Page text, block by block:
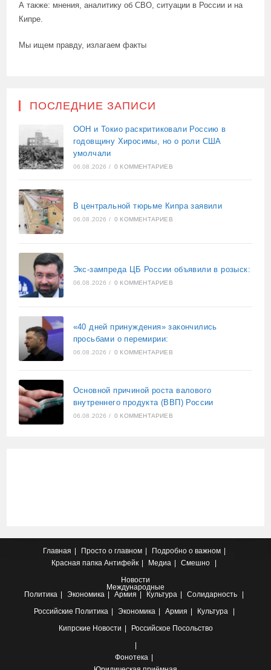
А также: мнения, аналитику об СВО, ситуации в России и на
Кипре.
Мы ищем правду, излагаем факты
ПОСЛЕДНИЕ ЗАПИСИ
ООН и Токио раскритиковали Россию в
годовщину Хиросимы, но о роли США
умолчали
06.08.2026 / 0 КОММЕНТАРИЕВ
В центральной тюрьме Кипра заявили
06.08.2026 / 0 КОММЕНТАРИЕВ
Экс-зампреда ЦБ России объявили в розыск:
06.08.2026 / 0 КОММЕНТАРИЕВ
«40 дней принуждения» закончились
просьбами о перемирии:
06.08.2026 / 0 КОММЕНТАРИЕВ
Основной причиной роста валового
внутреннего продукта (ВВП) России
06.08.2026 / 0 КОММЕНТАРИЕВ
Главная Просто о главном
Подробно о важном
Красная папка Антифейк Медиа
Смешно
Новости
Международные
Политика
Экономика Армия Культура
Солидарность
Российские Политика Экономика Армия
Культура
Кипрские Новости Российское Посольство
Фонотека